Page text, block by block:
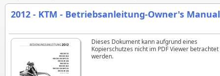
2012 - KTM - Betriebsanleitung-Owner's Manual
Dieses Dokument kann aufgrund eines
Kopierschutzes nicht im PDF Viewer betrachtet
werden.